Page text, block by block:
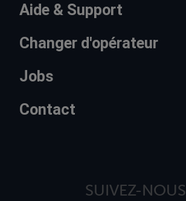
Aide & Support
Changer d'opérateur
Jobs
Contact
SUIVEZ-NOUS